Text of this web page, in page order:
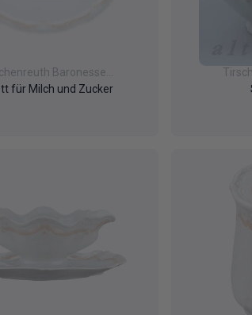
Baronesse
Veronique
für Milch und Zucker